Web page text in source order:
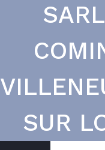
SARL
SUR